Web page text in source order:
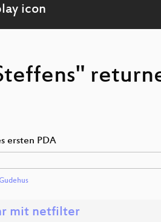
ersten PDA
mit netfilter